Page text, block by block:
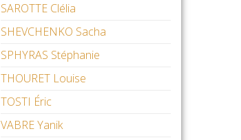
SAROTTE Clélia
SHEVCHENKO Sacha
SPHYRAS Stéphanie
THOURET Louise
TOSTI Éric
VABRE Yanik